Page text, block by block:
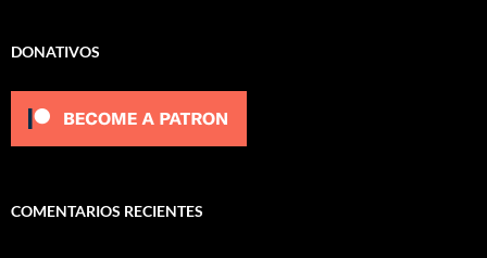
DONATIVOS
COMENTARIOS RECIENTES